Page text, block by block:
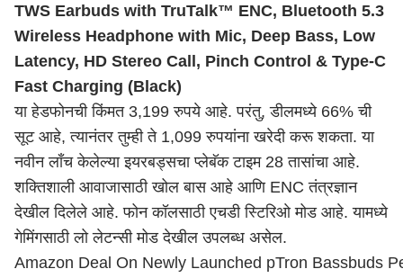
TWS Earbuds with TruTalk™ ENC, Bluetooth 5.3
Wireless Headphone with Mic, Deep Bass, Low
Latency, HD Stereo Call, Pinch Control & Type-C
Fast Charging (Black)
या हेडफोनची किंमत 3,199 रुपये आहे. परंतु, डीलमध्ये 66% ची
सूट आहे, त्यानंतर तुम्ही ते 1,099 रुपयांना खरेदी करू शकता. या
नवीन लाँच केलेल्या इयरबड्सचा प्लेबॅक टाइम 28 तासांचा आहे.
शक्तिशाली आवाजासाठी खोल बास आहे आणि ENC तंत्रज्ञान
देखील दिलेले आहे. फोन कॉलसाठी एचडी स्टिरिओ मोड आहे. यामध्ये
गेमिंगसाठी लो लेटन्सी मोड देखील उपलब्ध असेल.
Amazon Deal On Newly Launched pTron Bassbuds